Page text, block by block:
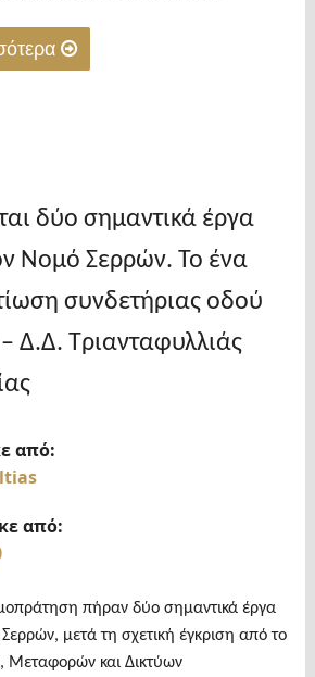
δύο σημαντικά έργα
Νομό Σερρών. Το ένα
συνδετήριας οδού
Δ.Δ. Τριανταφυλλιάς
από:
από:
πήραν δύο σημαντικά έργα
μετά τη σχετική έγκριση από το
Μεταφορών και Δικτύων